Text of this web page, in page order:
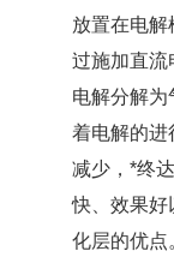
放置在电解
过施加直流
电解分解
着电解的进
减少，*终
快、效果好
化层的优点